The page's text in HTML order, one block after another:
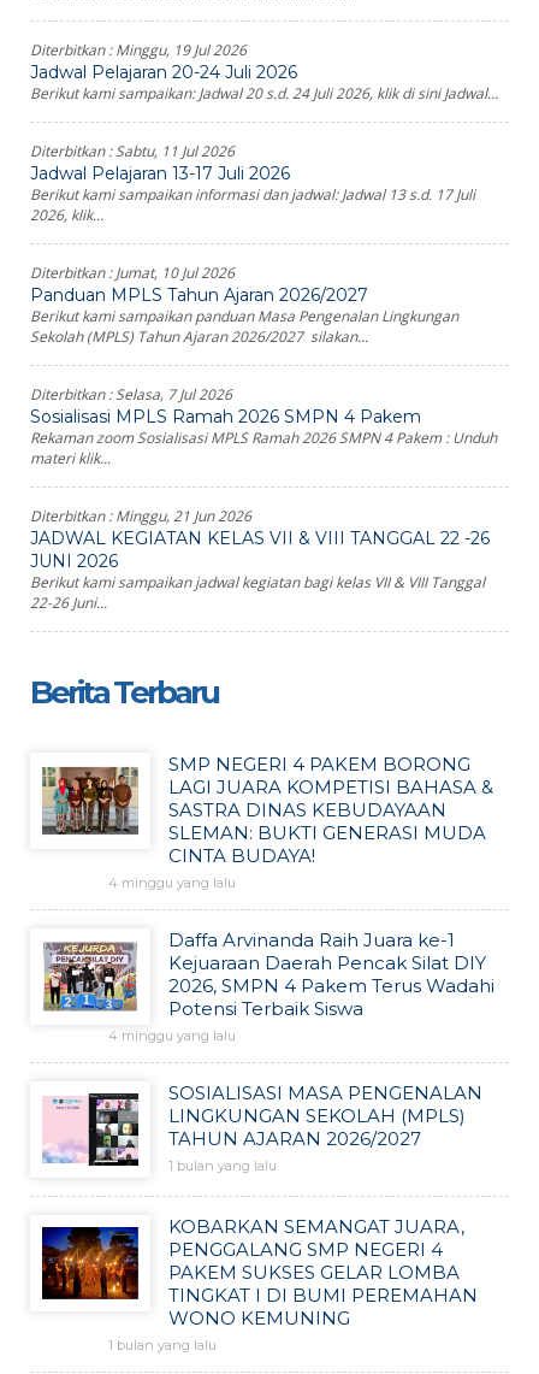
Diterbitkan :Minggu, 19 Jul 2026
Jadwal Pelajaran 20-24 Juli 2026
Berikut kami sampaikan: Jadwal 20 s.d. 24 Juli 2026, klik di sini Jadwal...
Diterbitkan :Sabtu, 11 Jul 2026
Jadwal Pelajaran 13-17 Juli 2026
Berikut kami sampaikan informasi dan jadwal: Jadwal 13 s.d. 17 Juli
2026, klik...
Diterbitkan :Jumat, 10 Jul 2026
Panduan MPLS Tahun Ajaran 2026/2027
Berikut kami sampaikan panduan Masa Pengenalan Lingkungan
Sekolah (MPLS) Tahun Ajaran 2026/2027 silakan...
Diterbitkan :Selasa, 7 Jul 2026
Sosialisasi MPLS Ramah 2026 SMPN 4 Pakem
Rekaman zoom Sosialisasi MPLS Ramah 2026 SMPN 4 Pakem : Unduh
materi klik...
Diterbitkan :Minggu, 21 Jun 2026
JADWAL KEGIATAN KELAS VII & VIII TANGGAL 22 -26
JUNI 2026
Berikut kami sampaikan jadwal kegiatan bagi kelas VII & VIII Tanggal
22-26 Juni...
Berita Terbaru
SMP NEGERI 4 PAKEM BORONG
LAGI JUARA KOMPETISI BAHASA &
SASTRA DINAS KEBUDAYAAN
SLEMAN: BUKTI GENERASI MUDA
CINTA BUDAYA!
4 minggu yang lalu
Daffa Arvinanda Raih Juara ke-1
Kejuaraan Daerah Pencak Silat DIY
2026, SMPN 4 Pakem Terus Wadahi
Potensi Terbaik Siswa
4 minggu yang lalu
SOSIALISASI MASA PENGENALAN
LINGKUNGAN SEKOLAH (MPLS)
TAHUN AJARAN 2026/2027
1 bulan yang lalu
KOBARKAN SEMANGAT JUARA,
PENGGALANG SMP NEGERI 4
PAKEM SUKSES GELAR LOMBA
TINGKAT I DI BUMI PEREMAHAN
WONO KEMUNING
1 bulan yang lalu